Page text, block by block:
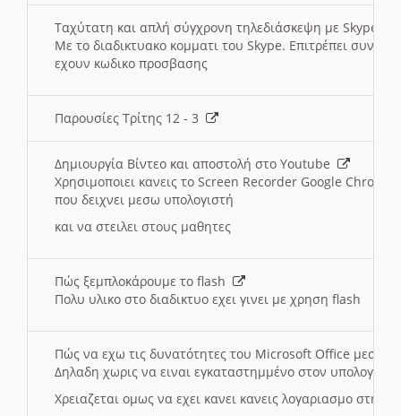
Ταχύτατη και απλή σύγχρονη τηλεδιάσκεψη με Skype
Με το διαδικτυακο κομματι του Skype. Επιτρέπει
εχουν κωδικο προσβασης
Παρουσίες Τρίτης 12 - 3
Δημιουργία Βίντεο και αποστολή στο Youtube
Χρησιμοποιει κανεις το Screen Recorder Google Chrome
που δειχνει μεσω υπολογιστή
και να στειλει στους μαθητες
Πώς ξεμπλοκάρουμε το flash
Πολυ υλικο στο διαδικτυο εχει γινει με χρηση flash
Πώς να εχω τις δυνατότητες του Microsoft Office μεσω
Δηλαδη χωρις να ειναι εγκαταστημμένο στον
Χρειαζεται ομως να εχει κανει κανεις λογαριασμο στη